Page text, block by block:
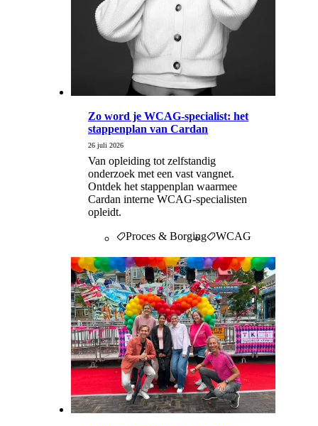
Zo word je WCAG-specialist: het
stappenplan van Cardan
26 juli 2026
Van opleiding tot zelfstandig
onderzoek met een vast vangnet.
Ontdek het stappenplan waarmee
Cardan interne WCAG-specialisten
opleidt.
Proces & Borging
WCAG